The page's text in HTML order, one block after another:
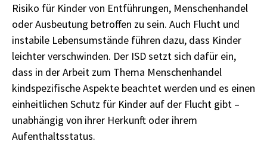
Risiko für Kinder von Entführungen, Menschenhandel
oder Ausbeutung betroffen zu sein. Auch Flucht und
instabile Lebensumstände führen dazu, dass Kinder
leichter verschwinden. Der ISD setzt sich dafür ein,
dass in der Arbeit zum Thema Menschenhandel
kindspezifische Aspekte beachtet werden und es einen
einheitlichen Schutz für Kinder auf der Flucht gibt –
unabhängig von ihrer Herkunft oder ihrem
Aufenthaltsstatus.